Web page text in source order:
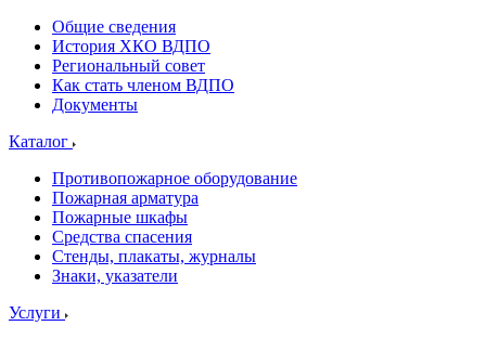
Общие сведения
История ХКО ВДПО
Региональный совет
Как стать членом ВДПО
Документы
Каталог
Противопожарное оборудование
Пожарная арматура
Пожарные шкафы
Средства спасения
Стенды, плакаты, журналы
Знаки, указатели
Услуги